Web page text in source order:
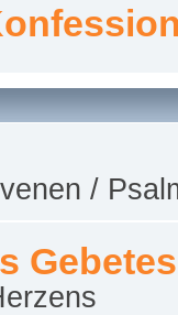
/
Gebetes